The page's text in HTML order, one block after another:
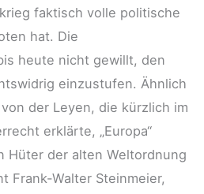
faktisch volle politische
hat. Die
heute nicht gewillt, den
einzustufen. Ähnlich
der Leyen, die kürzlich im
erklärte, „Europa“
Hüter der alten Weltordnung
Frank-Walter Steinmeier,